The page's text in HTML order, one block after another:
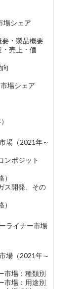
場シェア
・製品概要
売上・価
場シェア
場（2021年～
ンポジット
ス開発、その
ライナー市場
場（2021年～
市場：種類別
市場：用途別